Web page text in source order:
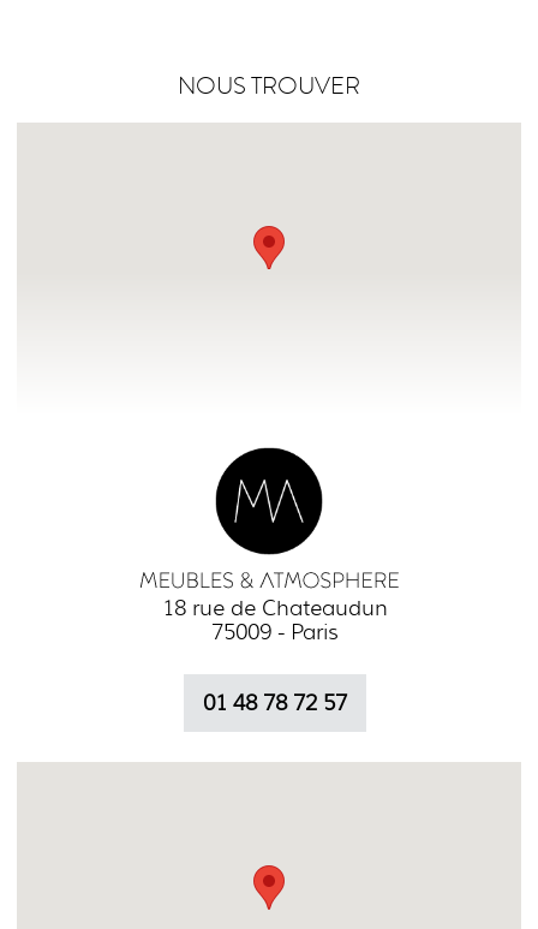
NOUS TROUVER
18 rue de Chateaudun
75009 - Paris
01 48 78 72 57